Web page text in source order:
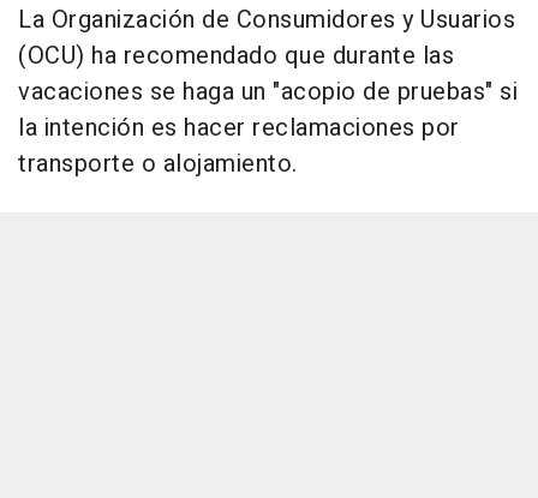
La Organización de Consumidores y Usuarios
(OCU) ha recomendado que durante las
vacaciones se haga un "acopio de pruebas" si
la intención es hacer reclamaciones por
transporte o alojamiento.